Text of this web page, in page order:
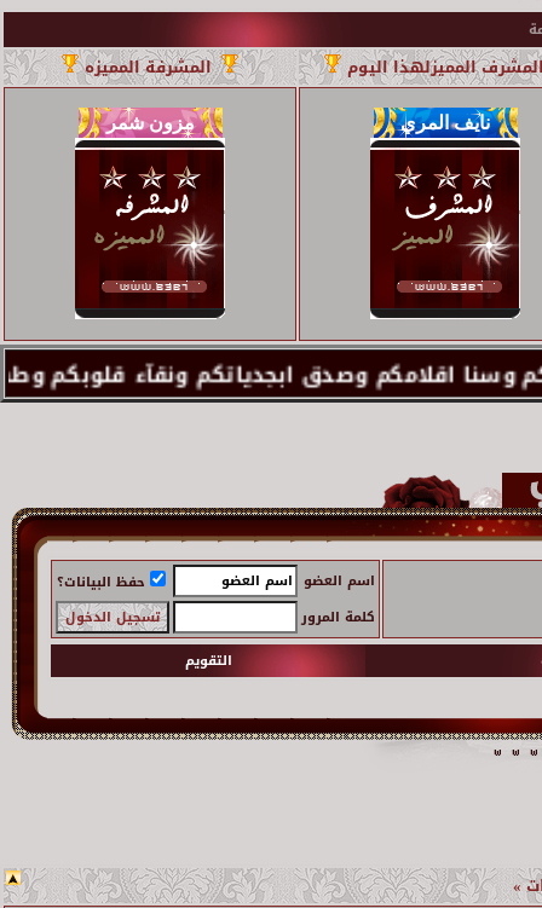
المميزلهذا اليوم المشرفة المميزه
اسم العضو
حفظ البيانات؟
كلمة المرور
التقويم
»